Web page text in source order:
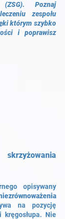
(ZSG). Poznaj
zespołu
którym szybko
i poprawisz
opisywany
na pozycję
kręgosłupa. Nie